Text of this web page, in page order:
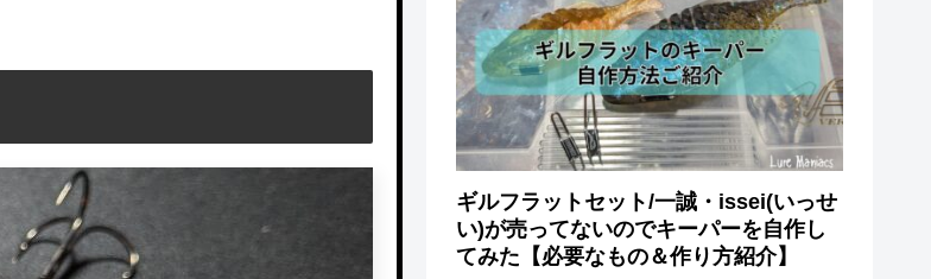
ギルフラットセット/一誠・issei(いっせ
い)が売ってないのでキーパーを自作し
てみた【必要なもの＆作り方紹介】